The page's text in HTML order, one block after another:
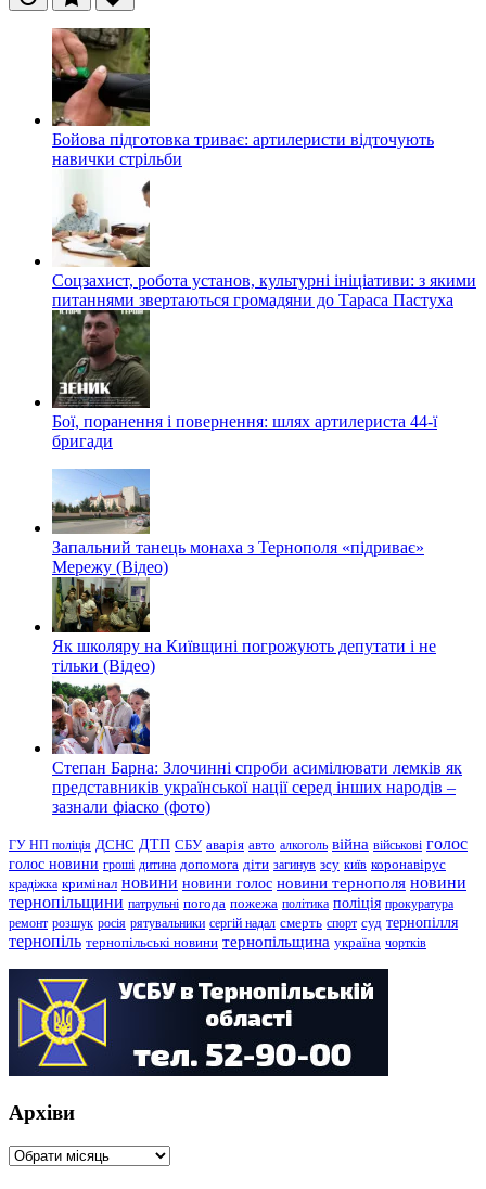
ОстанніПопулярні
Теги
Бойова підготовка триває: артилеристи відточують
навички стрільби
Соцзахист, робота установ, культурні ініціативи: з якими
питаннями звертаються громадяни до Тараса Пастуха
Бої, поранення і повернення: шлях артилериста 44-ї
бригади
Запальний танець монаха з Тернополя «підриває»
Мережу (Відео)
Як школяру на Київщині погрожують депутати і не
тільки (Відео)
Степан Барна: Злочинні спроби асимілювати лемків як
представників української нації серед інших народів –
зазнали фіаско (фото)
ГУ НП поліція ДСНС ДТП СБУ аварія авто алкоголь війна військові голос
голос новини гроші дитина допомога діти загинув зсу київ коронавірус
крадіжка кримінал новини новини голос новини тернополя новини
тернопільщини патрульні погода пожежа політика поліція прокуратура
ремонт розшук росія рятувальники сергій надал смерть спорт суд тернопілля
тернопіль тернопільські новини тернопільщина україна чортків
Архіви
Архіви